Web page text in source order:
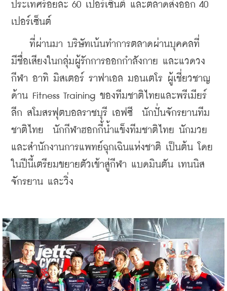
ประเทศร้อยละ 60 เปอร์เซ็นต์ และตลาดส่งออก 40
เปอร์เซ็นต์
ที่ผ่านมา บริษัทเน้นทำการตลาดผ่านบุคคลที่
มีชื่อเสียงในกลุ่มผู้รักการออกกำลังกาย และแวดวง
กีฬา อาทิ มิสเตอร์ ราฟาเอล มอนเตโร ผู้เชี่ยวชาญ
ด้าน Fitness Training ของทีมชาติไทยและพรีเมียร์
ลีก สโมสรฟุตบอลราชบุรี เอฟซี  นักปั่นจักรยานทีม
ชาติไทย  นักกีฬาฮอกกี้น้ำแข็งทีมชาติไทย นักมวย
และสำนักงานการแพทย์ฉุกเฉินแห่งชาติ เป็นต้น โดย
ในปีนี้เตรียมขยายตัวเข้าสู่กีฬา แบดมินตัน เทนนิส
จักรยาน และวิ่ง